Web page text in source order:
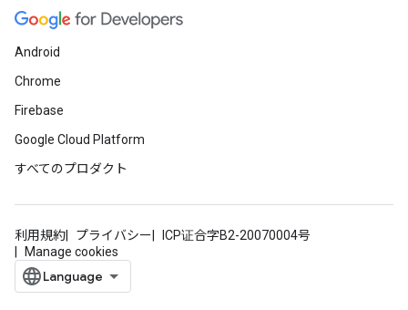
Android
Chrome
Firebase
Google Cloud Platform
すべてのプロダクト
利用規約 プライバシー
ICP证合字B2-20070004号
Manage cookies